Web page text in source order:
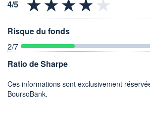
Risque du fonds
2/7
Ratio de Sharpe
Ces informations sont exclusivement
BoursoBank.